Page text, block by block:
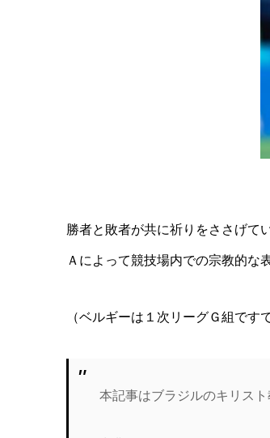
勝者と敗者が共に祈りをささげて
Ａによって競技場内での宗教的な
（ベルギーは１次リーグＧ組です
本記事はブラジルのキリス